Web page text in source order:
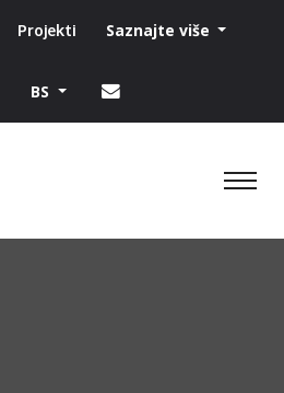
Projekti Saznajte više
BS